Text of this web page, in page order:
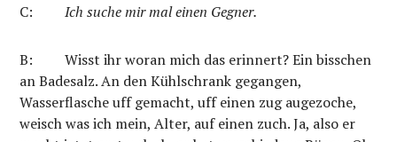
C: Ich suche mir mal einen Gegner.
B:
Wisst ihr woran mich das erinnert? Ein bisschen
an Badesalz. An den Kühlschrank gegangen,
Wasserflasche uff gemacht, uff einen zug augezoche,
weisch was ich mein, Alter, auf einen zuch. Ja, also er